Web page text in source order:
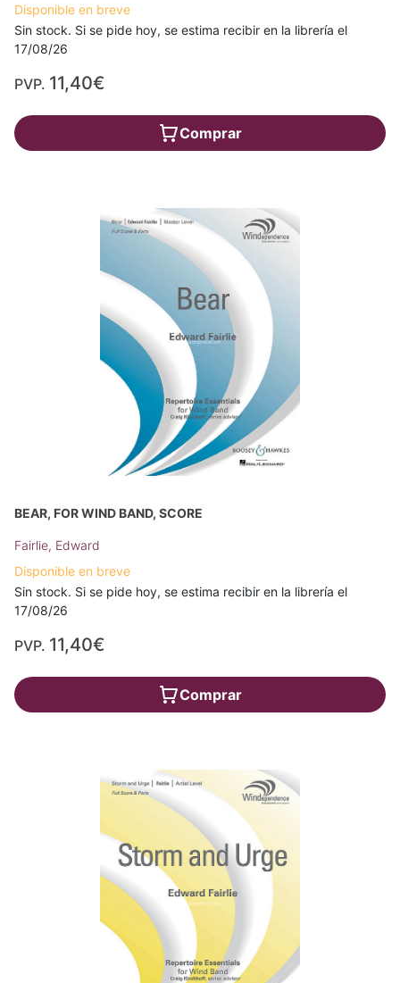
Disponible en breve
Sin stock. Si se pide hoy, se estima recibir en la librería el
17/08/26
PVP. 11,40€
Comprar
BEAR, FOR WIND BAND, SCORE
Fairlie, Edward
Disponible en breve
Sin stock. Si se pide hoy, se estima recibir en la librería el
17/08/26
PVP. 11,40€
Comprar